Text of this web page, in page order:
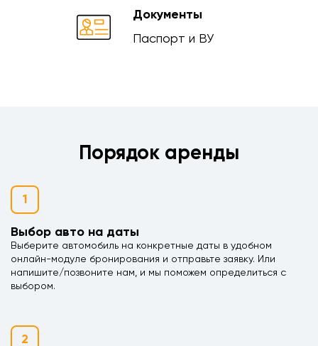
Документы
Паспорт и ВУ
Порядок аренды
1
Выбор авто на даты
Выберите автомобиль на конкретные даты в удобном
онлайн-модуле бронирования и отправьте заявку. Или
напишите/позвоните нам, и мы поможем определиться с
выбором.
2